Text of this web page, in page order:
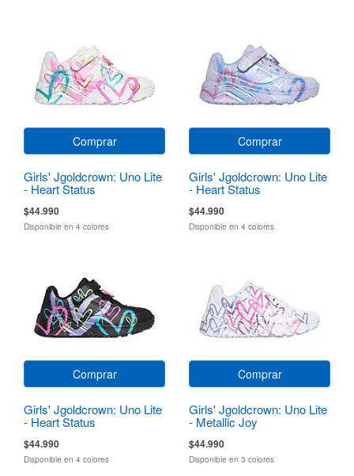
Comprar
Girls' Jgoldcrown: Uno Lite
- Heart Status
$44.990
Disponible en 4 colores
Comprar
Girls' Jgoldcrown: Uno Lite
- Heart Status
$44.990
Disponible en 4 colores
Comprar
Girls' Jgoldcrown: Uno Lite
- Heart Status
$44.990
Disponible en 4 colores
Comprar
Girls' Jgoldcrown: Uno Lite
- Metallic Joy
$44.990
Disponible en 3 colores